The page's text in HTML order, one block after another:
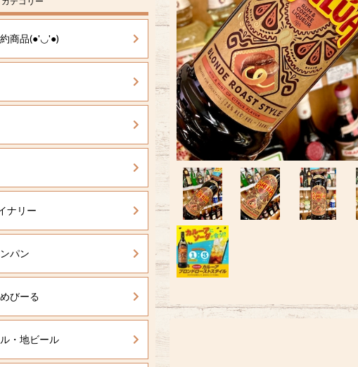
商品(●'◡'●)
ナリー
パン
びーる
・地ビール